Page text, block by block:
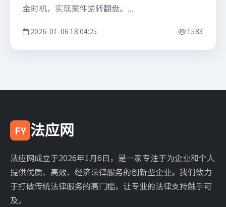
金时机，实现案件逆转翻盘。...
2026-01-06 18:04:25 1583
FY 法应网
法应网成立于2026年1月6日，是一家专注于为企业和个人
提供优质、高效、经济法律服务的创新型企业。我们致力
于打破传统法律服务的高门槛，让专业的法律支持触手可
及。